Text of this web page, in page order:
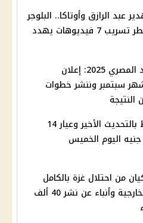
عبد الرازق وأوتاكا.. البلوجر
بأزمة أكبر: خطر تسريب 7 فيديوهات يهدد
وظائف البريد المصري 2025: إعلان
سبتمبر وننشر خطوات
النتيجة
الذهب يهبط بالتحديث الأخير وعيار 14
من احتلال غزة بالكامل
وفقا لبيان الخارجية وأنباء عن نشر 40 ألف